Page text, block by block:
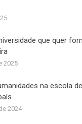
que quer
2025
na escola
2024